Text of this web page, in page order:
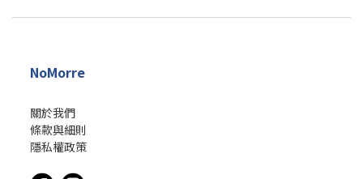
NoMorre
關於我們
條款與細則
隱私權政策